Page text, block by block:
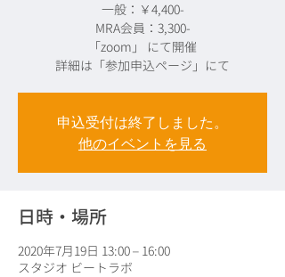
一般：￥4,400-
MRA会員：3,300-
「zoom」 にて開催
詳細は「参加申込ページ」にて
申込受付は終了しました。
他のイベントを見る
日時・場所
2020年7月19日 13:00 – 16:00
スタジオ ビートラボ